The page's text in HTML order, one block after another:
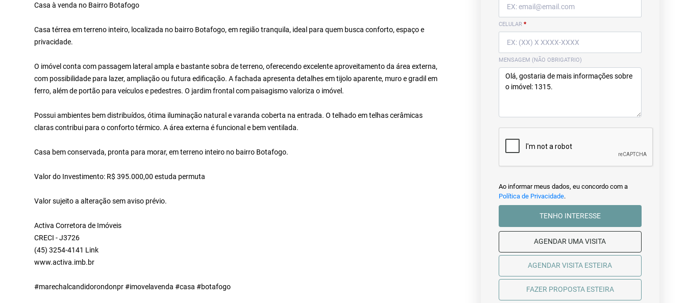
Casa à venda no Bairro Botafogo
Casa térrea em terreno inteiro, localizada no bairro Botafogo, em região tranquila, ideal para quem busca conforto, espaço e
privacidade.
O imóvel conta com passagem lateral ampla e bastante sobra de terreno, oferecendo excelente aproveitamento da área externa,
com possibilidade para lazer, ampliação ou futura edificação. A fachada apresenta detalhes em tijolo aparente, muro e gradil em
ferro, além de portão para veículos e pedestres. O jardim frontal com paisagismo valoriza o imóvel.
Possui ambientes bem distribuídos, ótima iluminação natural e varanda coberta na entrada. O telhado em telhas cerâmicas
claras contribui para o conforto térmico. A área externa é funcional e bem ventilada.
Casa bem conservada, pronta para morar, em terreno inteiro no bairro Botafogo.
Valor do Investimento: R$ 395.000,00 estuda permuta
Valor sujeito a alteração sem aviso prévio.
Activa Corretora de Imóveis
CRECI - J3726
(45) 3254-4141 Link
www.activa.imb.br
#marechalcandidorondonpr #imovelavenda #casa #botafogo
CELULAR *
MENSAGEM (NÃO OBRIGATRIO)
Ao informar meus dados, eu concordo com a
Política de Privacidade.
TENHO INTERESSE
AGENDAR UMA VISITA
AGENDAR VISITA ESTEIRA
FAZER PROPOSTA ESTEIRA